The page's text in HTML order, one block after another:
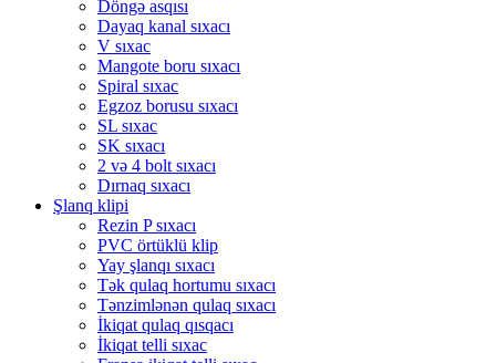
Döngə asqısı
Dayaq kanal sıxacı
V sıxac
Mangote boru sıxacı
Spiral sıxac
Egzoz borusu sıxacı
SL sıxac
SK sıxacı
2 və 4 bolt sıxacı
Dırnaq sıxacı
Şlanq klipi
Rezin P sıxacı
PVC örtüklü klip
Yay şlanqı sıxacı
Tək qulaq hortumu sıxacı
Tənzimlənən qulaq sıxacı
İkiqat qulaq qısqacı
İkiqat telli sıxac